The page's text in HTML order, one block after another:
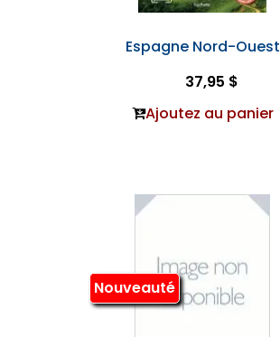
Espagne Nord-Ouest
37,95 $
Ajoutez au panier
Nouveauté